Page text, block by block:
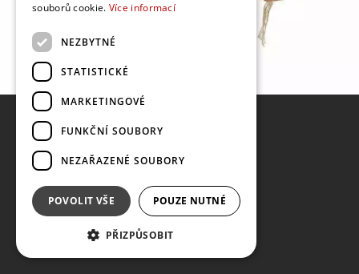
souborů cookie. Více informací
NEZBYTNÉ
STATISTICKÉ
MARKETINGOVÉ
FUNKČNÍ SOUBORY
NEZAŘAZENÉ SOUBORY
POVOLIT VŠE POUZE NUTNÉ
PŘIZPŮSOBIT